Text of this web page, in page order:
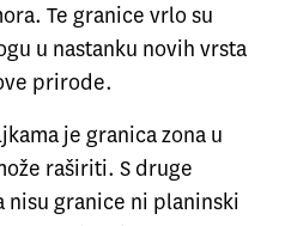
Te granice vrlo su
u nastanku novih vrsta
prirode.
je granica zona u
raširiti. S druge
granice ni planinski